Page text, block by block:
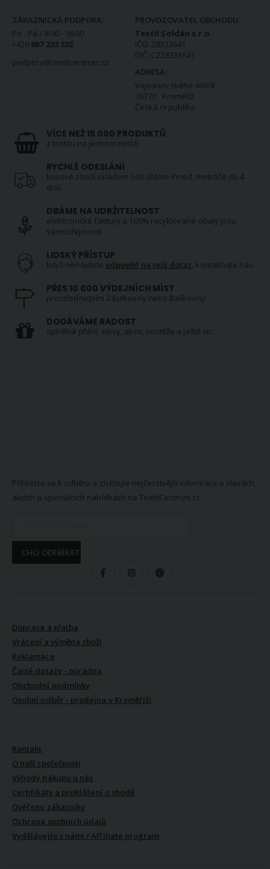
ZÁKAZNICKÁ PODPORA:
Po - Pá / 8:00 - 16:00
+420 607 233 332
podpora@textilcentrum.cz
PROVOZOVATEL OBCHODU:
Textil Soldán s.r.o.
IČO: 28333641
DIČ: CZ28333641
ADRESA:
Vejvanovského 469/8
767 01 Kroměříž
Česká republika
VÍCE NEŽ 15 000 PRODUKTŮ
z textilu na jednom místě
RYCHLÉ ODESLÁNÍ
kusové zboží skladem odesíláme ihned, metráže do 4
dnů
DBÁME NA UDRŽITELNOST
elektronické faktury a 100% recyklované obaly jsou
samozřejmostí
LIDSKÝ PŘÍSTUP
když nenajdete odpověď na svůj dotaz, kontaktujte nás
PŘES 10 000 VÝDEJNÍCH MÍST
prostřednictvím Zásilkovny nebo Balíkovny
DODÁVÁME RADOST
splněná přání, slevy, akce, soutěže a ještě víc...
Přihlaste se k odběru a získtejte nejčerstvější informace o slevách,
akcích a speciálních nabídkách na TextilCentrum.cz.
CHCI ODEBÍRAT
Doprava a platba
Vrácení a výměna zboží
Reklamace
Časté dotazy - poradna
Obchodní podmínky
Osobní odběr - prodejna v Kroměříži
Kontakt
O naší společnosti
Výhody nákupu u nás
Certifikáty a prohlášení o shodě
Ověřeno zákazníky
Ochrana osobních údajů
Vydělávejte s námi / Affiliate program